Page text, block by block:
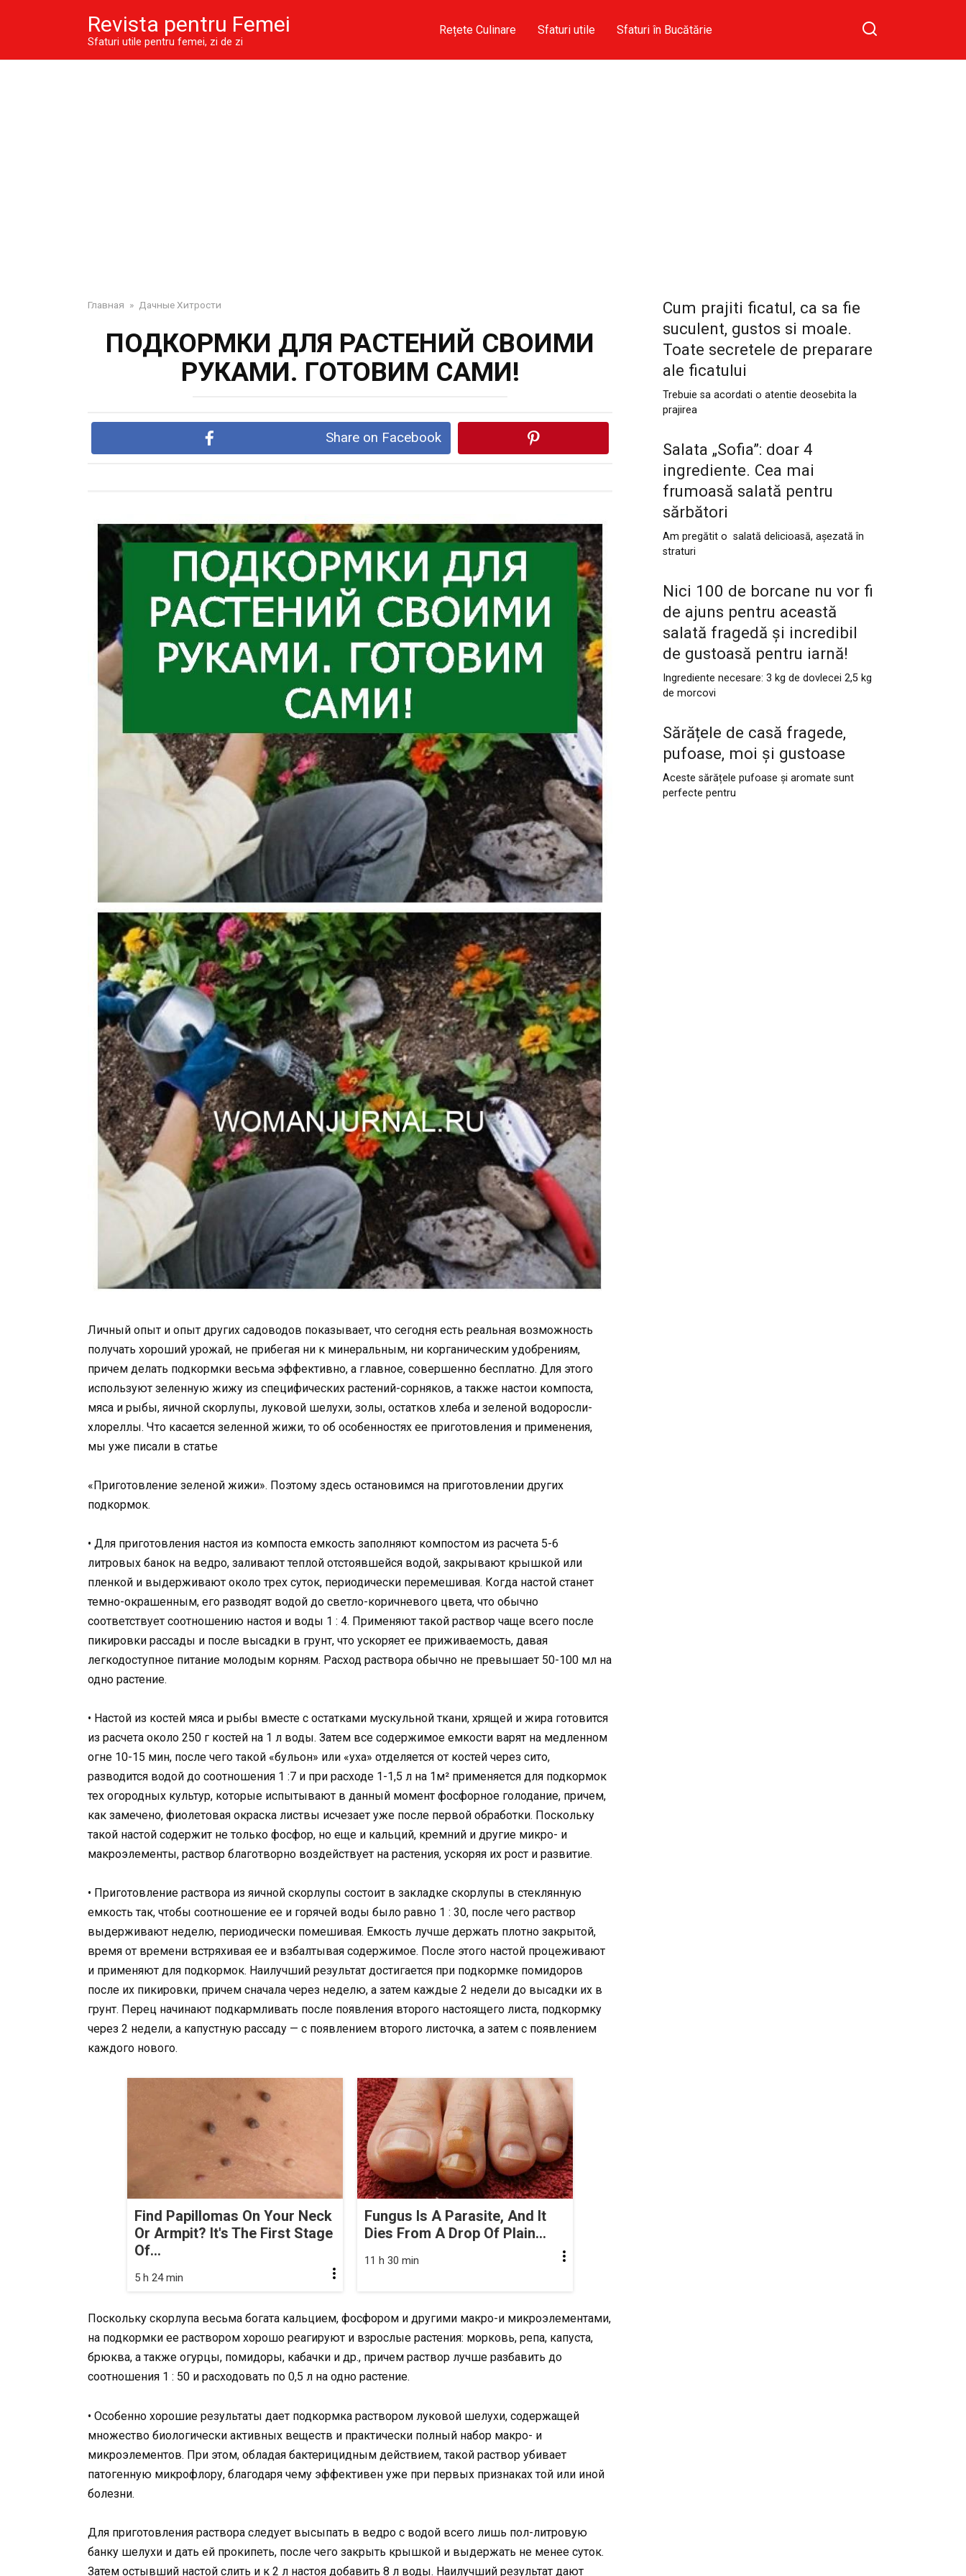
Revista pentru Femei
Sfaturi utile pentru femei, zi de zi
Rețete Culinare Sfaturi utile Sfaturi în Bucătărie
Главная » Дачные Хитрости
ПОДКОРМКИ ДЛЯ РАСТЕНИЙ СВОИМИ
РУКАМИ. ГОТОВИМ САМИ!
Share on Facebook
Личный опыт и опыт других садоводов показывает, что сегодня есть реальная возможность
получать хороший урожай, не прибегая ни к минеральным, ни корганическим удобрениям,
причем делать подкормки весьма эффективно, а главное, совершенно бесплатно. Для этого
используют зеленную жижу из специфических растений-сорняков, а также настои компоста,
мяса и рыбы, яичной скорлупы, луковой шелухи, золы, остатков хлеба и зеленой водоросли-
хлореллы. Что касается зеленной жижи, то об особенностях ее приготовления и применения,
мы уже писали в статье
«Приготовление зеленой жижи». Поэтому здесь остановимся на приготовлении других
подкормок.
• Для приготовления настоя из компоста емкость заполняют компостом из расчета 5-6
литровых банок на ведро, заливают теплой отстоявшейся водой, закрывают крышкой или
пленкой и выдерживают около трех суток, периодически перемешивая. Когда настой станет
темно-окрашенным, его разводят водой до светло-коричневого цвета, что обычно
соответствует соотношению настоя и воды 1 : 4. Применяют такой раствор чаще всего после
пикировки рассады и после высадки в грунт, что ускоряет ее приживаемость, давая
легкодоступное питание молодым корням. Расход раствора обычно не превышает 50-100 мл на
одно растение.
• Настой из костей мяса и рыбы вместе с остатками мускульной ткани, хрящей и жира готовится
из расчета около 250 г костей на 1 л воды. Затем все содержимое емкости варят на медленном
огне 10-15 мин, после чего такой «бульон» или «уха» отделяется от костей через сито,
разводится водой до соотношения 1 :7 и при расходе 1-1,5 л на 1м² применяется для подкормок
тех огородных культур, которые испытывают в данный момент фосфорное голодание, причем,
как замечено, фиолетовая окраска листвы исчезает уже после первой обработки. Поскольку
такой настой содержит не только фосфор, но еще и кальций, кремний и другие микро- и
макроэлементы, раствор благотворно воздействует на растения, ускоряя их рост и развитие.
• Приготовление раствора из яичной скорлупы состоит в закладке скорлупы в стеклянную
емкость так, чтобы соотношение ее и горячей воды было равно 1 : 30, после чего раствор
выдерживают неделю, периодически помешивая. Емкость лучше держать плотно закрытой,
время от времени встряхивая ее и взбалтывая содержимое. После этого настой процеживают
и применяют для подкормок. Наилучший результат достигается при подкормке помидоров
после их пикировки, причем сначала через неделю, а затем каждые 2 недели до высадки их в
грунт. Перец начинают подкармливать после появления второго настоящего листа, подкормку
через 2 недели, а капустную рассаду — с появлением второго листочка, а затем с появлением
каждого нового.
Find Papillomas On Your Neck
Or Armpit? It's The First Stage
Of...
5 h 24 min
Fungus Is A Parasite, And It
Dies From A Drop Of Plain...
11 h 30 min
Поскольку скорлупа весьма богата кальцием, фосфором и другими макро-и микроэлементами,
на подкормки ее раствором хорошо реагируют и взрослые растения: морковь, репа, капуста,
брюква, а также огурцы, помидоры, кабачки и др., причем раствор лучше разбавить до
соотношения 1 : 50 и расходовать по 0,5 л на одно растение.
• Особенно хорошие результаты дает подкормка раствором луковой шелухи, содержащей
множество биологически активных веществ и практически полный набор макро- и
микроэлементов. При этом, обладая бактерицидным действием, такой раствор убивает
патогенную микрофлору, благодаря чему эффективен уже при первых признаках той или иной
болезни.
Для приготовления раствора следует высыпать в ведро с водой всего лишь пол-литровую
банку шелухи и дать ей прокипеть, после чего закрыть крышкой и выдержать не менее суток.
Затем остывший настой слить и к 2 л настоя добавить 8 л воды. Наилучший результат дают
Cum prajiti ficatul, ca sa fie
suculent, gustos si moale.
Toate secretele de preparare
ale ficatului
Trebuie sa acordati o atentie deosebita la
prajirea
Salata „Sofia”: doar 4
ingrediente. Cea mai
frumoasă salată pentru
sărbători
Am pregătit o salată delicioasă, așezată în
straturi
Nici 100 de borcane nu vor fi
de ajuns pentru această
salată fragedă și incredibil
de gustoasă pentru iarnă!
Ingrediente necesare: 3 kg de dovlecei 2,5 kg
de morcovi
Sărățele de casă fragede,
pufoase, moi și gustoase
Aceste sărățele pufoase și aromate sunt
perfecte pentru